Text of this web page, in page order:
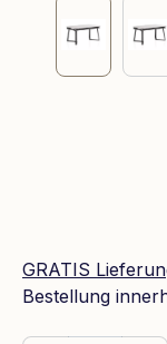
GRATIS
Bestellung